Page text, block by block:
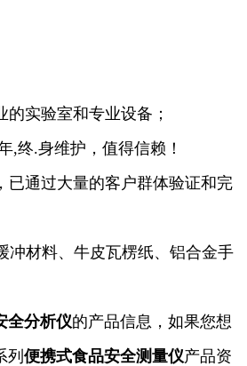
实验室和专业设备；
,终.身维护，值得信赖！
已通过大量的客户群体验证和完
冲材料、牛皮瓦楞纸、铝合金手
全分析仪的产品信息，如果您想
列 便携式食品安全测量仪产品资